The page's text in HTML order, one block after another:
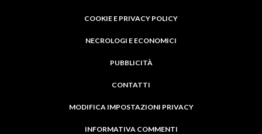
COOKIE E PRIVACY POLICY
NECROLOGI E ECONOMICI
PUBBLICITÀ
CONTATTI
MODIFICA IMPOSTAZIONI PRIVACY
INFORMATIVA COMMENTI